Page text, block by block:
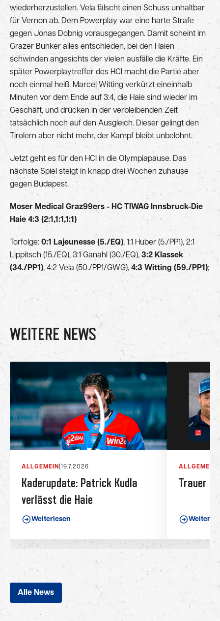
wiederherzustellen. Vela fälscht einen Schuss unhaltbar
für Vernon ab. Dem Powerplay war eine harte Strafe
gegen Jonas Dobnig vorausgegangen. Damit scheint im
Grazer Bunker alles entschieden, bei den Haien
schwinden angesichts der vielen ausfälle die Kräfte. Ein
später Powerplaytreffer des HCI macht die Partie aber
noch einmal heiß. Marcel Witting verkürzt eineinhalb
Minuten vor dem Ende auf 3:4, die Haie sind wieder im
Geschäft, und drücken in der verbleibenden Zeit
tatsächlich noch auf den Ausgleich. Dieser gelingt den
Tirolern aber nicht mehr, der Kampf bleibt unbelohnt.
Jetzt geht es für den HCI in die Olympiapause. Das
nächste Spiel steigt in knapp drei Wochen zuhause
gegen Budapest.
Moser Medical Graz99ers - HC TIWAG Innsbruck-Die
Haie 4:3 (2:1,1:1,1:1)
Torfolge: 0:1 Lajeunesse (5./EQ), 1:1 Huber (5./PP1), 2:1
Lippitsch (15./EQ), 3:1 Ganahl (30./EQ), 3:2 Klassek
(34./PP1), 4:2 Vela (50./PP1/GWG), 4:3 Witting (59./PP1);
WEITERE NEWS
ALLGEMEIN 19.7.2026
Kaderupdate: Patrick Kudla
verlässt die Haie
Weiterlesen
ALLGEMEIN |
Trauer
Alle News